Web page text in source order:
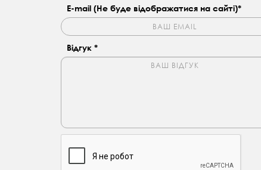
E-mail (Не буде відображатися на сайті)*
Відгук *